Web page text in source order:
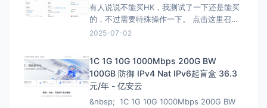
有人说说不能买HK，我测试了一下还是能买
的，不过需要特殊操作一下。 点击这里召唤
神龙，获取HK购买资格链接：注意有AFF，
说我这个地址还能叠加之前的100优惠券，不
过最终还是需要退款，所以大可不必。
2025-07-02
1C 1G 10G 1000Mbps 200G BW
100GB 防御 IPv4 Nat IPv6起盲盒 36.3
元/年 - 亿安云
&nbsp; 1C 1G 10G 1000Mbps 200G BW